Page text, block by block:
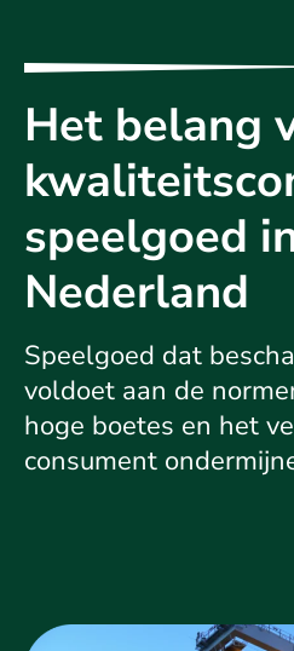
Het belang
speelgoed
Nederland
Speelgoed dat
voldoet aan de
hoge boetes en het
consument